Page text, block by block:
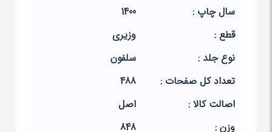
سال چاپ :
1400
قطع :
وزیری
نوع جلد :
سلفون
تعداد کل صفحات :
488
اصالت کالا :
اصل
وزن :
848